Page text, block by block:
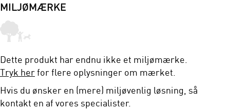
MILJØMÆRKE
Dette produkt har endnu ikke et miljømærke.
Tryk herfor flere oplysninger om mærket.
Hvis du ønsker en (mere) miljøvenlig løsning, så
kontakt en af vores specialister.